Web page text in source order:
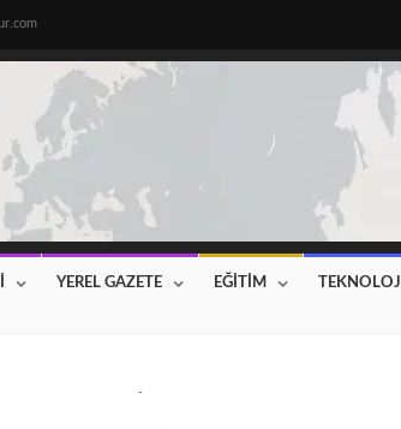
YEREL GAZETE EĞİTİM TEKNOLOJİ
FİYATLAR AÇIKLANDI